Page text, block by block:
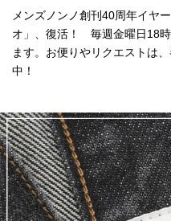
メンズノンノ創刊40周年イヤ
オ」、復活！ 毎週金曜日18
ます。お便りやリクエストは
中！